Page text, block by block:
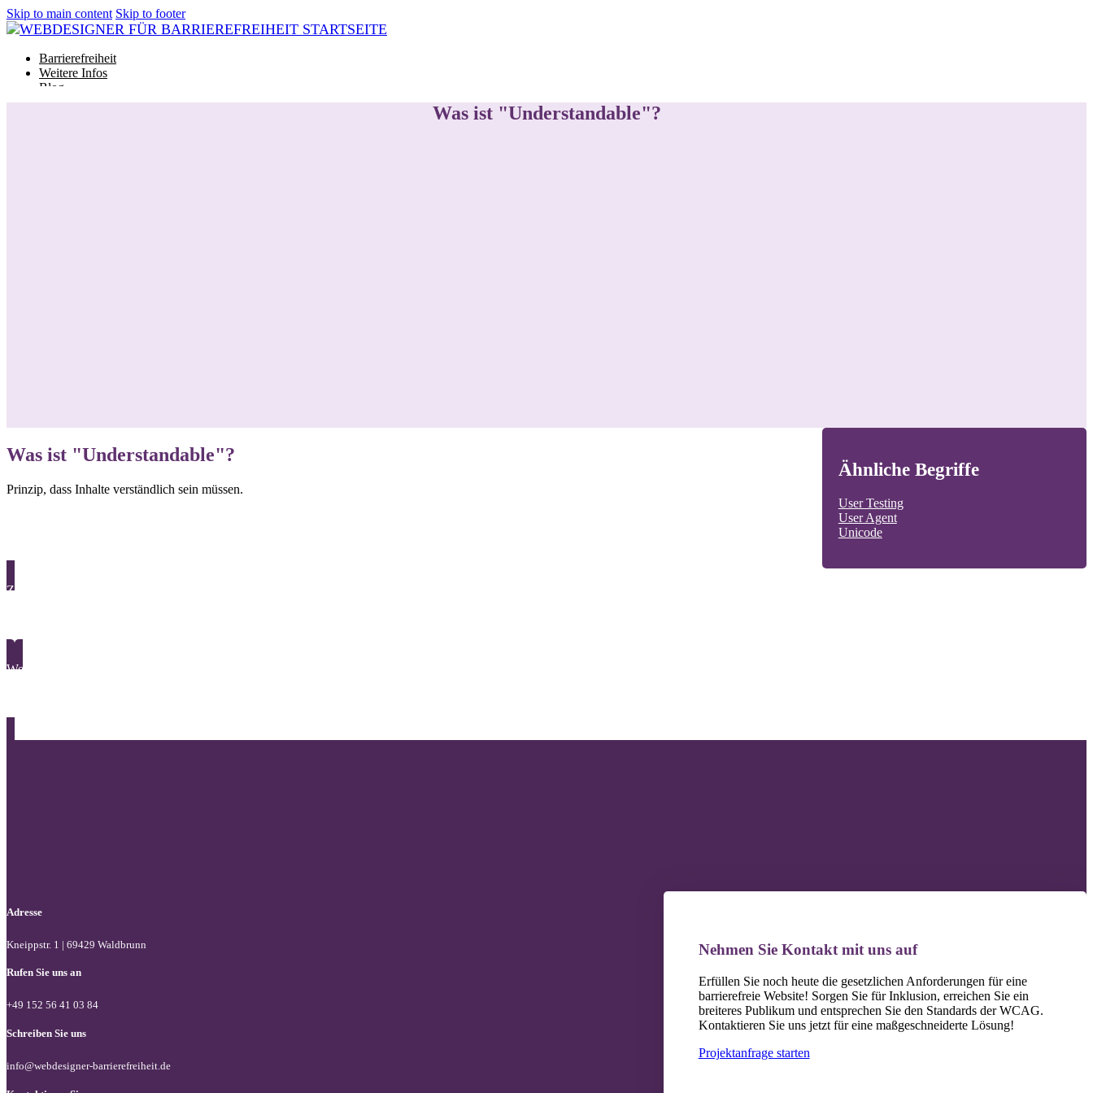
Skip to main content Skip to footer
Barrierefreiheit
Weitere Infos
Blog
Glossar
Was ist "Understandable"?
Was ist "Understandable"?
Prinzip, dass Inhalte verständlich sein müssen.
Ähnliche Begriffe
User Testing
User Agent
Unicode
Zurück
Weiter
Adresse
Kneippstr. 1 | 69429 Waldbrunn
Rufen Sie uns an
+49 152 56 41 03 84
Schreiben Sie uns
info@webdesigner-barrierefreiheit.de
Nehmen Sie Kontakt mit uns auf
Erfüllen Sie noch heute die gesetzlichen Anforderungen für eine
barrierefreie Website! Sorgen Sie für Inklusion, erreichen Sie ein
breiteres Publikum und entsprechen Sie den Standards der WCAG.
Kontaktieren Sie uns jetzt für eine maßgeschneiderte Lösung!
Projektanfrage starten